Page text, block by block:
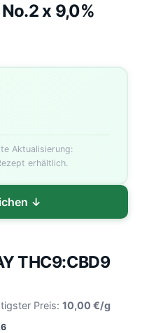
x 9,0%
Aktualisierung:
erhältlich.
↓
THC9:CBD9
Preis: 10,00 €/g